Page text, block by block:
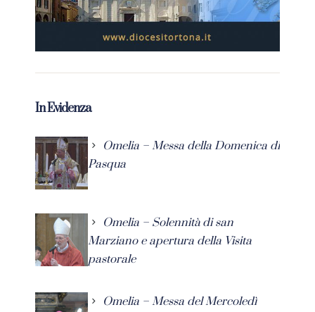
In Evidenza
Omelia – Messa della Domenica di
Pasqua
Omelia – Solennità di san
Marziano e apertura della Visita
pastorale
Omelia – Messa del Mercoledì